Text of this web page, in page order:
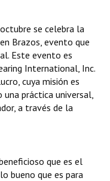
se celebra la
Brazos, evento que
Este evento es
International, Inc.
cuya misión es
práctica universal,
a través de la
que es el
bueno que es para